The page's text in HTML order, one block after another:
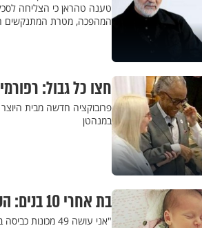
טענה טהראן כי הצליחה
המהפכה, מטרת המתנקשים
חצו כל גבול:
פרובוקציה חדשה מבית
במנהטן
בת אחרי 10 בנים: הסיפור שמרגש את בריטניה
"אני עושה 49